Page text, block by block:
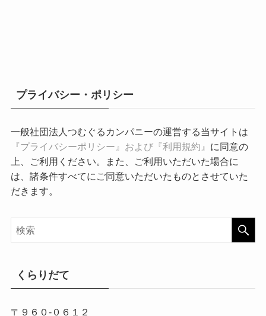
プライバシー・ポリシー
一般社団法人つむぐるカンパニーの運営する当サイトは
『プライバシーポリシー』および『利用規約』 に同意の
上、ご利用ください。また、ご利用いただいた場合に
は、諸条件すべてにご同意いただいたものとさせていた
だきます。
くらりだて
〒９６０-０６１２